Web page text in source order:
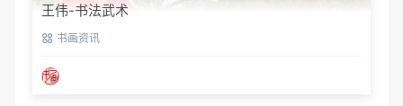
王伟-书法武术
书画资讯